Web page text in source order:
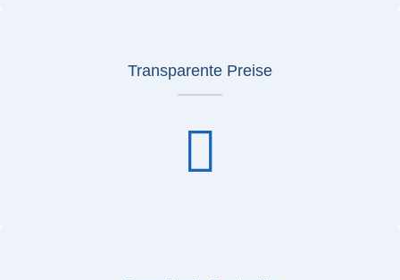
Transparente Preise